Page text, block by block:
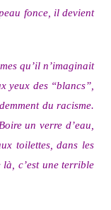
fonce, il devient
qu’il n’imaginait
yeux des “blancs”,
du racisme.
un verre d’eau,
toilettes, dans les
là, c’est une terrible